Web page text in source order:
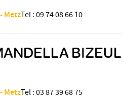
MetzTel:09 74 08 66 10
BIZEUL
MetzTel:03 87 39 68 75